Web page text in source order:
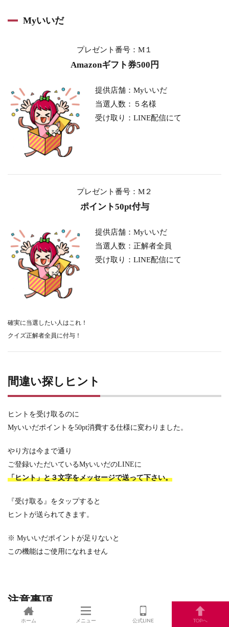
Myいいだ
プレゼント番号：M１
Amazonギフト券500円
提供店舗：Myいいだ
当選人数：５名様
受け取り：LINE配信にて
プレゼント番号：M２
ポイント50pt付与
提供店舗：Myいいだ
当選人数：正解者全員
受け取り：LINE配信にて
確実に当選したい人はこれ！
クイズ正解者全員に付与！
間違い探しヒント
ヒントを受け取るのに
Myいいだポイントを50pt消費する仕様に変わりました。
やり方は今まで通り
ご登録いただいているMyいいだのLINEに
「ヒント」と３文字をメッセージで送って下さい。
『受け取る』をタップすると
ヒントが送られてきます。
※ Myいいだポイントが足りないと
この機能はご使用になれません
注意事項
ホーム メニュー 公式LINE TOPへ